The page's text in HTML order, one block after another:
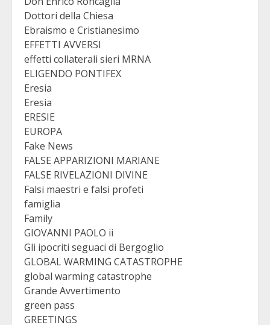
Dottori della Chiesa
Ebraismo e Cristianesimo
EFFETTI AVVERSI
effetti collaterali sieri MRNA
ELIGENDO PONTIFEX
Eresia
Eresia
ERESIE
EUROPA
Fake News
FALSE APPARIZIONI MARIANE
FALSE RIVELAZIONI DIVINE
Falsi maestri e falsi profeti
famiglia
Family
GIOVANNI PAOLO ii
Gli ipocriti seguaci di Bergoglio
GLOBAL WARMING CATASTROPHE
global warming catastrophe
Grande Avvertimento
green pass
GREETINGS